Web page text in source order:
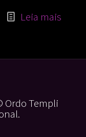
Leia mais
Ordo Templi